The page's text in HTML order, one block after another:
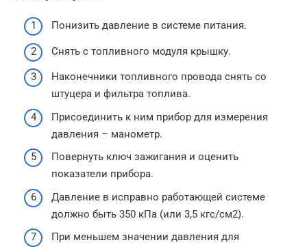
Понизить давление в системе питания.
Снять с топливного модуля крышку.
Наконечники топливного провода снять со
штуцера и фильтра топлива.
Присоединить к ним прибор для измерения
давления – манометр.
Повернуть ключ зажигания и оценить
показатели прибора.
Давление в исправно работающей системе
должно быть 350 кПа (или 3,5 кгс/см2).
При меньшем значении давления для